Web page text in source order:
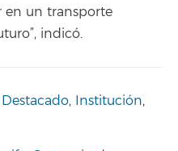
en un transporte
indicó.
Destacado, Institución,